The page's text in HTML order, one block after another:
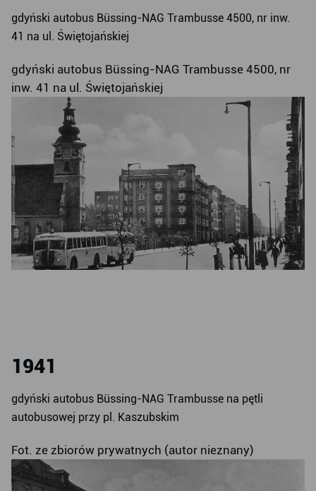
gdyński autobus Büssing-NAG Trambusse 4500, nr inw.
41 na ul. Świętojańskiej
gdyński autobus Büssing-NAG Trambusse 4500, nr
inw. 41 na ul. Świętojańskiej
1941
gdyński autobus Büssing-NAG Trambusse na pętli
autobusowej przy pl. Kaszubskim
Fot. ze zbiorów prywatnych (autor nieznany)